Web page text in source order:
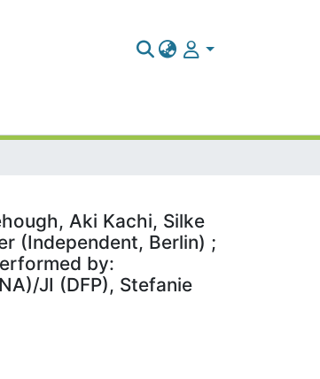
Aki Kachi, Silke
(Independent, Berlin) ;
by:
JI (DFP), Stefanie